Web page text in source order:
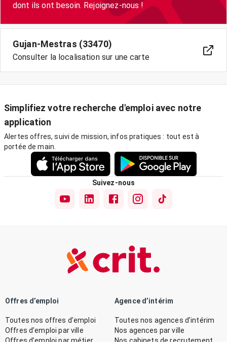
dont ils ont besoin. Rejoignez-nous !
Gujan-Mestras (33470)
Consulter la localisation sur une carte
Simplifiez votre recherche d'emploi avec notre
application
Alertes offres, suivi de mission, infos pratiques : tout est à
portée de main.
Suivez-nous
Offres d’emploi
Toutes nos offres d’emploi
Offres d’emploi par ville
Agence d’intérim
Toutes nos agences d’intérim
Nos agences par ville